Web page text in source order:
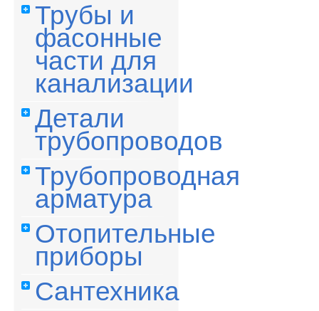
Трубы и
фасонные
части для
канализации
Детали
трубопроводов
Трубопроводная
арматура
Отопительные
приборы
Сантехника